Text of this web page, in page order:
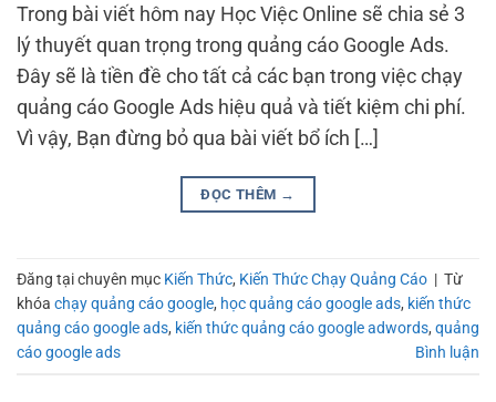
Trong bài viết hôm nay Học Việc Online sẽ chia sẻ 3
lý thuyết quan trọng trong quảng cáo Google Ads.
Đây sẽ là tiền đề cho tất cả các bạn trong việc chạy
quảng cáo Google Ads hiệu quả và tiết kiệm chi phí.
Vì vậy, Bạn đừng bỏ qua bài viết bổ ích […]
ĐỌC THÊM →
Đăng tại chuyên mục Kiến Thức, Kiến Thức Chạy Quảng Cáo | Từ
khóa chạy quảng cáo google, học quảng cáo google ads, kiến thức
quảng cáo google ads, kiến thức quảng cáo google adwords, quảng
cáo google ads
Bình luận